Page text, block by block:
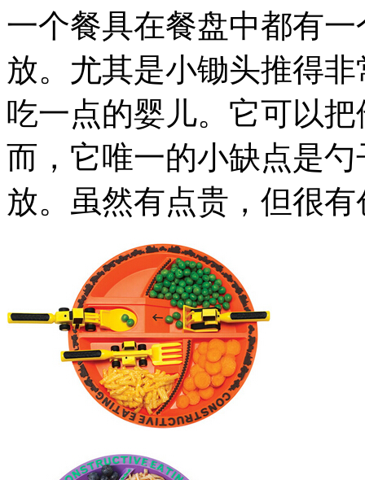
一个餐具在餐盘中都有
放。尤其是小锄头推得
吃一点的婴儿。它可以
而，它唯一的小缺点是
放。虽然有点贵，但很